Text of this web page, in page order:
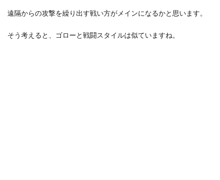
遠隔からの攻撃を繰り出す戦い方がメインになるかと思います。
そう考えると、ゴローと戦闘スタイルは似ていますね。